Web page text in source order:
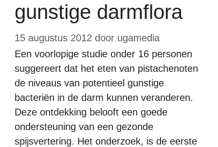
gunstige darmflora
15 augustus 2012 door ugamedia
Een voorlopige studie onder 16 personen
suggereert dat het eten van pistachenoten
de niveaus van potentieel gunstige
bacteriën in de darm kunnen veranderen.
Deze ontdekking belooft een goede
ondersteuning van een gezonde
spijsvertering. Het onderzoek, is de eerste